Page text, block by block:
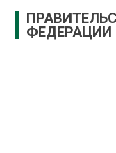
ФЕДЕРАЦИИ